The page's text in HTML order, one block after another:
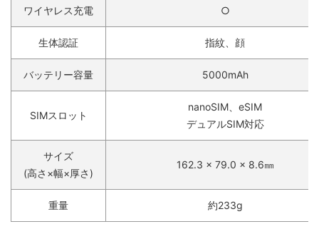
ワイヤレス充電 ○
生体認証 指紋、顔
バッテリー容量 5000mAh
SIMスロット
nanoSIM、eSIM
デュアルSIM対応
サイズ
(高さ×幅×厚さ)
162.3 x 79.0 x 8.6㎜
重量 約233g